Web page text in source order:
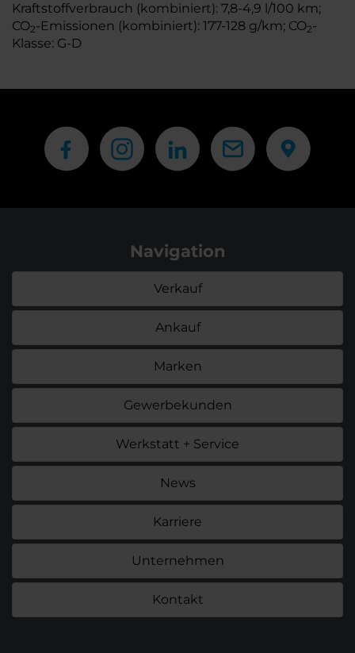
Kraftstoffverbrauch (kombiniert): 7,8-4,9 l/100 km;
CO2-Emissionen (kombiniert): 177-128 g/km; CO2-
Klasse: G-D
Navigation
Verkauf
Ankauf
Marken
Gewerbekunden
Werkstatt + Service
News
Karriere
Unternehmen
Kontakt